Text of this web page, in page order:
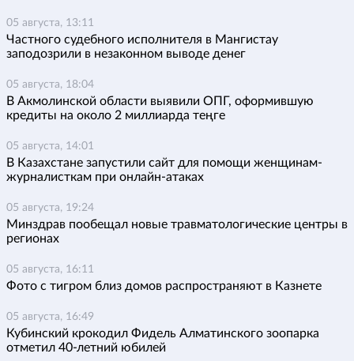
05 августа, 13:11
Частного судебного исполнителя в Мангистау
заподозрили в незаконном выводе денег
05 августа, 18:04
В Акмолинской области выявили ОПГ, оформившую
кредиты на около 2 миллиарда теңге
05 августа, 14:01
В Казахстане запустили сайт для помощи женщинам-
журналисткам при онлайн-атаках
05 августа, 19:24
Минздрав пообещал новые травматологические центры в
регионах
05 августа, 16:11
Фото с тигром близ домов распространяют в Казнете
05 августа, 16:49
Кубинский крокодил Фидель Алматинского зоопарка
отметил 40-летний юбилей